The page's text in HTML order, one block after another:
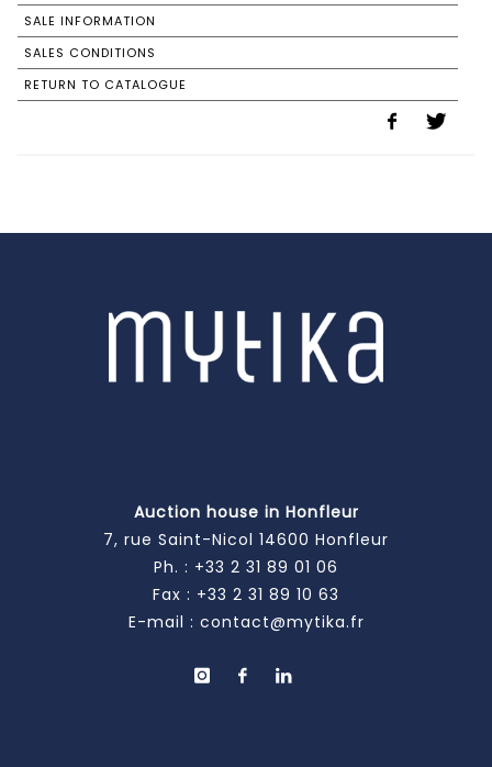
SALE INFORMATION
SALES CONDITIONS
RETURN TO CATALOGUE
Auction house in Honfleur
7, rue Saint-Nicol 14600 Honfleur
Ph. : +33 2 31 89 01 06
Fax : +33 2 31 89 10 63
E-mail : contact@mytika.fr